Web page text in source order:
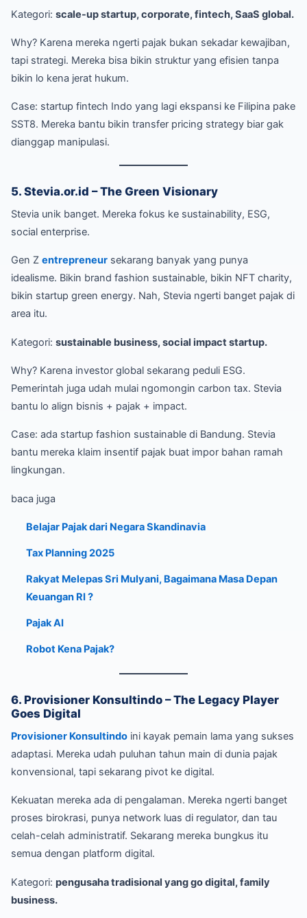
Kategori: scale-up startup, corporate, fintech, SaaS global.
Why? Karena mereka ngerti pajak bukan sekadar kewajiban,
tapi strategi. Mereka bisa bikin struktur yang efisien tanpa
bikin lo kena jerat hukum.
Case: startup fintech Indo yang lagi ekspansi ke Filipina pake
SST8. Mereka bantu bikin transfer pricing strategy biar gak
dianggap manipulasi.
5. Stevia.or.id – The Green Visionary
Stevia unik banget. Mereka fokus ke sustainability, ESG,
social enterprise.
Gen Z entrepreneur sekarang banyak yang punya
idealisme. Bikin brand fashion sustainable, bikin NFT charity,
bikin startup green energy. Nah, Stevia ngerti banget pajak di
area itu.
Kategori: sustainable business, social impact startup.
Why? Karena investor global sekarang peduli ESG.
Pemerintah juga udah mulai ngomongin carbon tax. Stevia
bantu lo align bisnis + pajak + impact.
Case: ada startup fashion sustainable di Bandung. Stevia
bantu mereka klaim insentif pajak buat impor bahan ramah
lingkungan.
baca juga
Belajar Pajak dari Negara Skandinavia
Tax Planning 2025
Rakyat Melepas Sri Mulyani, Bagaimana Masa Depan
Keuangan RI ?
Pajak AI
Robot Kena Pajak?
6. Provisioner Konsultindo – The Legacy Player
Goes Digital
Provisioner Konsultindo ini kayak pemain lama yang sukses
adaptasi. Mereka udah puluhan tahun main di dunia pajak
konvensional, tapi sekarang pivot ke digital.
Kekuatan mereka ada di pengalaman. Mereka ngerti banget
proses birokrasi, punya network luas di regulator, dan tau
celah-celah administratif. Sekarang mereka bungkus itu
semua dengan platform digital.
Kategori: pengusaha tradisional yang go digital, family
business.